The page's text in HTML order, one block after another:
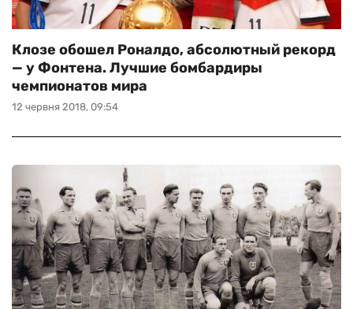
12 червня 2018, 09:54
Клозе обошел Роналдо, абсолютный рекорд
— у Фонтена. Лучшие бомбардиры
чемпионатов мира